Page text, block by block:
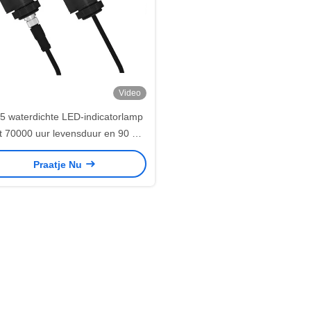
Video
waterdichte LED-indicatorlamp
70000 uur levensduur en 90 dB
voor industriële machines
Praatje Nu